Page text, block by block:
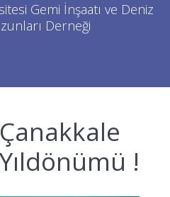
Gemi İnşaatı ve Deniz
Derneği
!